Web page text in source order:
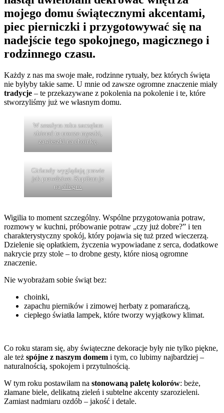
mojego domu świątecznymi akcentami,
piec pierniczki i przygotowywać się na
nadejście tego spokojnego, magicznego i
rodzinnego czasu.
Każdy z nas ma swoje małe, rodzinne rytuały, bez których święta
nie byłyby takie same. U mnie od zawsze ogromne znaczenie miały
tradycje – te przekazywane z pokolenia na pokolenie i te, które
stworzyliśmy już we własnym domu.
W zeszłym roku zaczęłam
zbierać te urocze myszki,
zawieszki na choinkę.
Girlandy wyglądają prawie
jak prawdziwe. Kupiłam je
naallegro.
Wigilia to moment szczególny. Wspólne przygotowania potraw,
rozmowy w kuchni, próbowanie potraw „czy już dobre?” i ten
charakterystyczny spokój, który pojawia się tuż przed wieczerzą.
Dzielenie się opłatkiem, życzenia wypowiadane z serca, dodatkowe
nakrycie przy stole – to drobne gesty, które niosą ogromne
znaczenie.
Nie wyobrażam sobie świąt bez:
choinki,
zapachu pierników i zimowej herbaty z pomarańczą,
ciepłego światła lampek, które tworzy wyjątkowy klimat.
Co roku staram się, aby świąteczne dekoracje były nie tylko piękne,
ale też spójne z naszym domem i tym, co lubimy najbardziej –
naturalnością, spokojem i przytulnością.
W tym roku postawiłam na stonowaną paletę kolorów: beże,
złamane biele, delikatną zieleń i subtelne akcenty szarozieleni.
Zamiast nadmiaru ozdób – jakość i detale.